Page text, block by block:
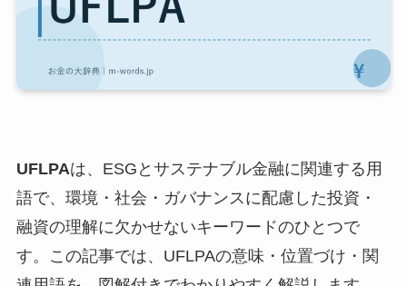
UFLPAは、ESGとサステナブル金融に関連する用
語で、環境・社会・ガバナンスに配慮した投資・
融資の理解に欠かせないキーワードのひとつで
す。この記事では、UFLPAの意味・位置づけ・関